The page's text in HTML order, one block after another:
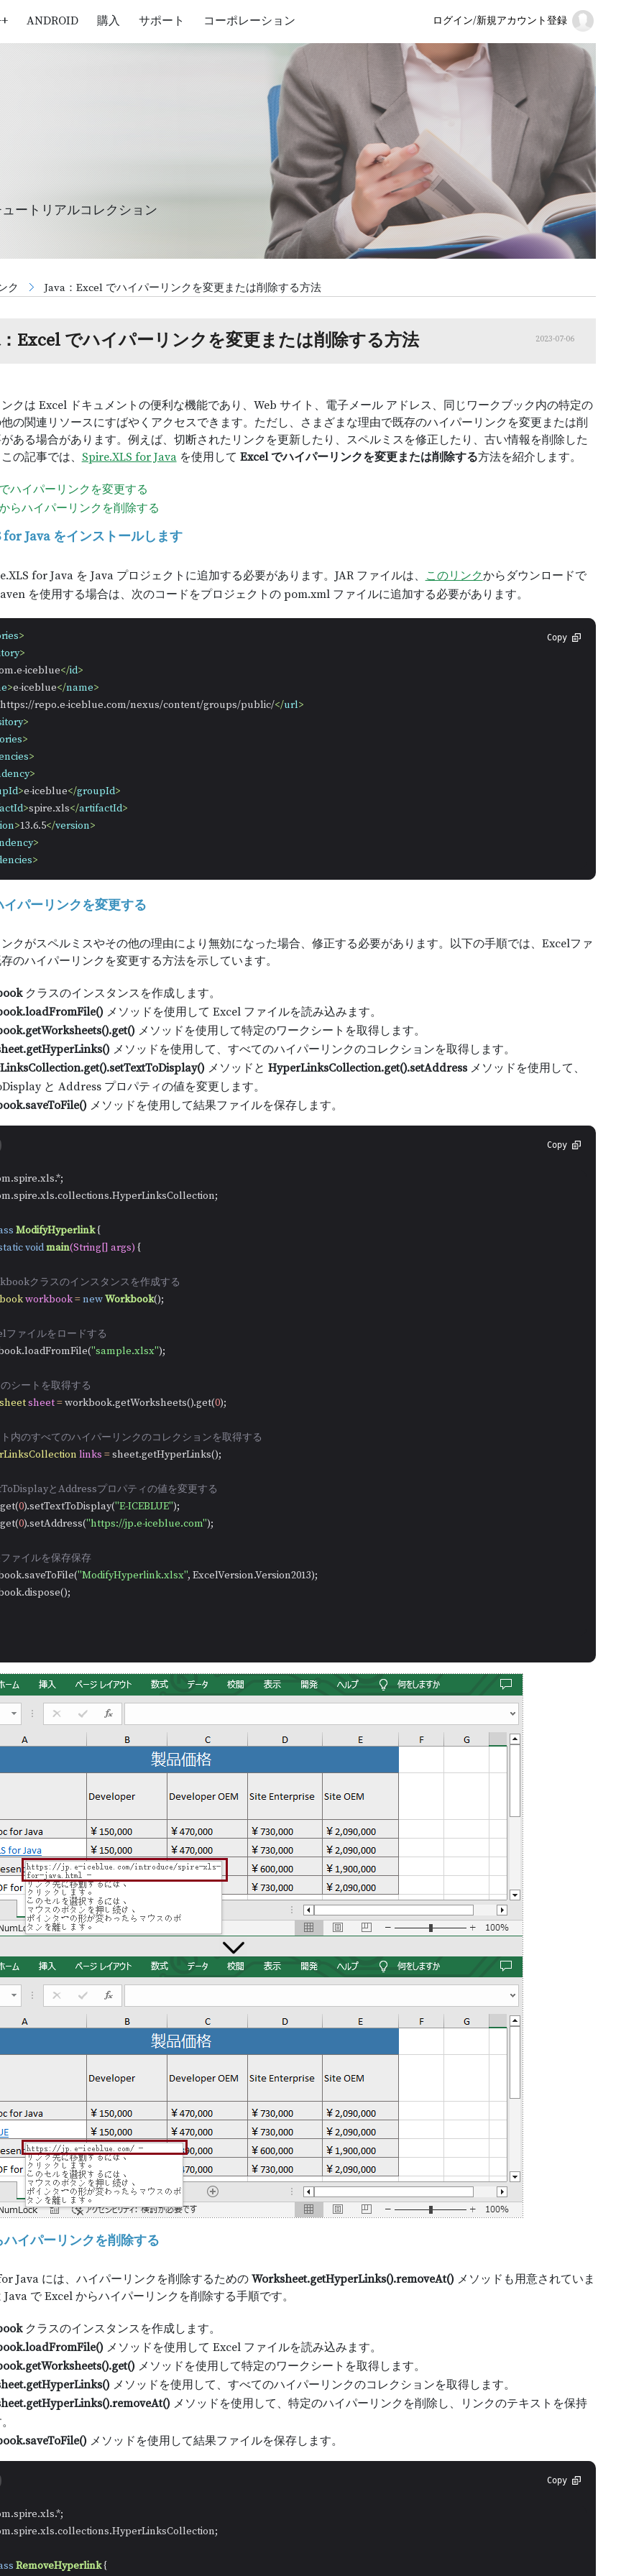
ANDROID 購入 サポート コーポレーション ログイン/新規アカウント登録
ートリアルコレクション
ク Java：Excel でハイパーリンクを変更または削除する方法
2023-07-06
Excel でハイパーリンクを変更または削除する方法
クは Excel ドキュメントの便利な機能であり、Web サイト、電子メール アドレス、同じワークブック内の特定の
の関連リソースにすばやくアクセスできます。ただし、さまざまな理由で既存のハイパーリンクを変更または削
ある場合があります。例えば、切断されたリンクを更新したり、スペルミスを修正したり、古い情報を削除した
の記事では、 Spire.XLS for Javaを使用して Excel でハイパーリンクを変更または削除する方法を紹介します。
ハイパーリンクを変更する
らハイパーリンクを削除する
for Java をインストールします
for Java を Java プロジェクトに追加する必要があります。JAR ファイルは、 このリンクからダウンロードで
を使用する場合は、次のコードをプロジェクトの pom.xml ファイルに追加する必要があります。
Copy
>
>
iceblue</id>
>e-iceblue</name>
https://repo.e-iceblue.com/nexus/content/groups/public/</url>
>
>
>
>
>e-iceblue</groupId>
>spire.xls</artifactId>
>13.6.5</version>
>
>
イパーリンクを変更する
クがスペルミスやその他の理由により無効になった場合、修正する必要があります。以下の手順では、Excelファ
のハイパーリンクを変更する方法を示しています。
クラスのインスタンスを作成します。
メソッドを使用して Excel ファイルを読み込みます。
メソッドを使用して特定のワークシートを取得します。
メソッドを使用して、すべてのハイパーリンクのコレクションを取得します。
メソッドと HyperLinksCollection.get().setAddressメソッドを使用して、
と Address プロパティの値を変更します。
メソッドを使用して結果ファイルを保存します。
Copy
ModifyHyperlink {
voidmain(String[] args) {
クラスのインスタンスを作成する
workbook=newWorkbook();
ファイルをロードする
"sample.xlsx");
シートを取得する
sheet= workbook.getWorksheets().get(0);
内のすべてのハイパーリンクのコレクションを取得する
links = sheet.getHyperLinks();
とAddressプロパティの値を変更する
0).setTextToDisplay("E-ICEBLUE");
0).setAddress("https://jp.e-iceblue.com");
ァイルを保存保存
"ModifyHyperlink.xlsx", ExcelVersion.Version2013);
ハイパーリンクを削除する
Java には、ハイパーリンクを削除するための Worksheet.getHyperLinks().removeAt()メソッドも用意されていま
で Excel からハイパーリンクを削除する手順です。
クラスのインスタンスを作成します。
メソッドを使用して Excel ファイルを読み込みます。
メソッドを使用して特定のワークシートを取得します。
メソッドを使用して、すべてのハイパーリンクのコレクションを取得します。
メソッドを使用して、特定のハイパーリンクを削除し、リンクのテキストを保持
メソッドを使用して結果ファイルを保存します。
Copy
RemoveHyperlink {